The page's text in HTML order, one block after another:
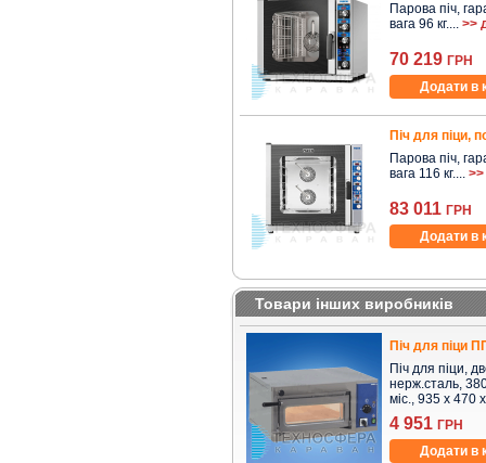
Парова піч,
вага 96 кг.... >>
70 219 ГРН
Додати в
Піч для піци,
Парова піч,
вага 116 кг....
83 011 ГРН
Додати в
Товари інших виробників
Піч для піци
Піч для піци,
нерж.сталь,
міс., 935 x 470
4 951 ГРН
Додати в